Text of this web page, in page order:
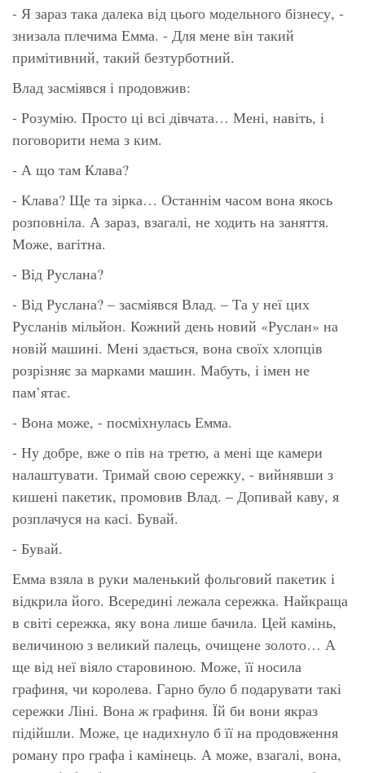
- Я зараз така далека від цього модельного бізнесу, -
знизала плечима Емма. - Для мене він такий
примітивний, такий безтурботний.
Влад засміявся і продовжив:
- Розумію. Просто ці всі дівчата… Мені, навіть, і
поговорити нема з ким.
- А що там Клава?
- Клава? Ще та зірка… Останнім часом вона якось
розповніла. А зараз, взагалі, не ходить на заняття.
Може, вагітна.
- Від Руслана?
- Від Руслана? – засміявся Влад. – Та у неї цих
Русланів мільйон. Кожний день новий «Руслан» на
новій машині. Мені здається, вона своїх хлопців
розрізняє за марками машин. Мабуть, і імен не
пам’ятає.
- Вона може, - посміхнулась Емма.
- Ну добре, вже о пів на третю, а мені ще камери
налаштувати. Тримай свою сережку, - вийнявши з
кишені пакетик, промовив Влад. – Допивай каву, я
розплачуся на касі. Бувай.
- Бувай.
Емма взяла в руки маленький фольговий пакетик і
відкрила його. Всередині лежала сережка. Найкраща
в світі сережка, яку вона лише бачила. Цей камінь,
величиною з великий палець, очищене золото… А
ще від неї віяло старовиною. Може, її носила
графиня, чи королева. Гарно було б подарувати такі
сережки Ліні. Вона ж графиня. Їй би вони якраз
підійшли. Може, це надихнуло б її на продовження
роману про графа і камінець. А може, взагалі, вона,